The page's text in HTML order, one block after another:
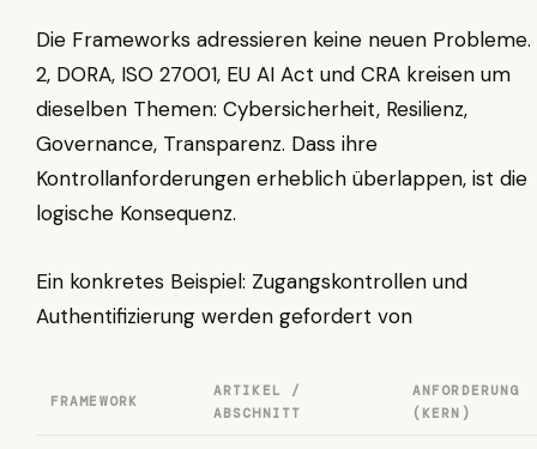
Die Frameworks adressieren keine neuen Probleme.
2, DORA, ISO 27001, EU AI Act und CRA kreisen um
dieselben Themen: Cybersicherheit, Resilienz,
Governance, Transparenz. Dass ihre
Kontrollanforderungen erheblich überlappen, ist die
logische Konsequenz.
Ein konkretes Beispiel: Zugangskontrollen und
Authentifizierung werden gefordert von
FRAMEWORK
ARTIKEL /
ABSCHNITT
ANFORDERUNG
(KERN)